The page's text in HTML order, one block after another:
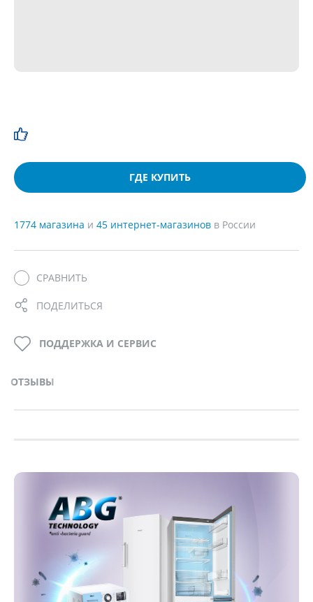
ГДЕ КУПИТЬ
1774 магазина и 45 интернет-магазинов в России
СРАВНИТЬ
ПОДЕЛИТЬСЯ
ОТЗЫВЫ
ПОДДЕРЖКА И СЕРВИС